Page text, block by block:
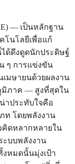
— เป็นหลักฐาน
โนโลยีเพื่อแก้
ด้ดึงดูดนักประดิษฐ์
ๆ การแข่งขัน
มษายนด้วยผลงาน
มิภาค — สูงที่สุดใน
าประทับใจคือ
ท โดยพลังงาน
คิดหลากหลายใน
ะบบพลังงาน
หมดนั้นมุ่งเป้า